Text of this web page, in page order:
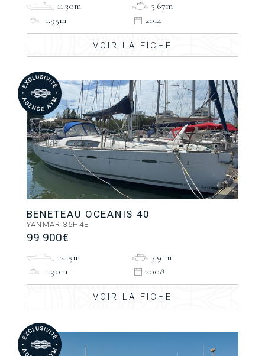
11.30m
3.67m
1.95m
2014
VOIR LA FICHE
BENETEAU OCEANIS 40
YANMAR 35H4E
99 900€
12.15m
3.91m
1.90m
2008
VOIR LA FICHE